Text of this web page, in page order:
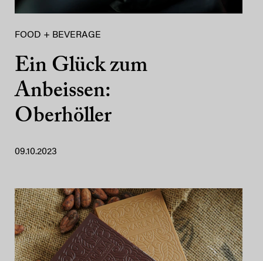
FOOD + BEVERAGE
Ein Glück zum
Anbeissen:
Oberhöller
09.10.2023